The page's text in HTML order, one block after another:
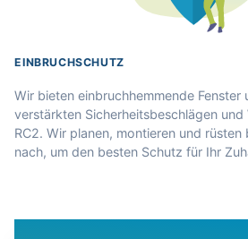
EINBRUCHSCHUTZ
Wir bieten einbruchhemmende Fenster
verstärkten Sicherheitsbeschlägen
RC2. Wir planen, montieren und
nach, um den besten Schutz für Ihr